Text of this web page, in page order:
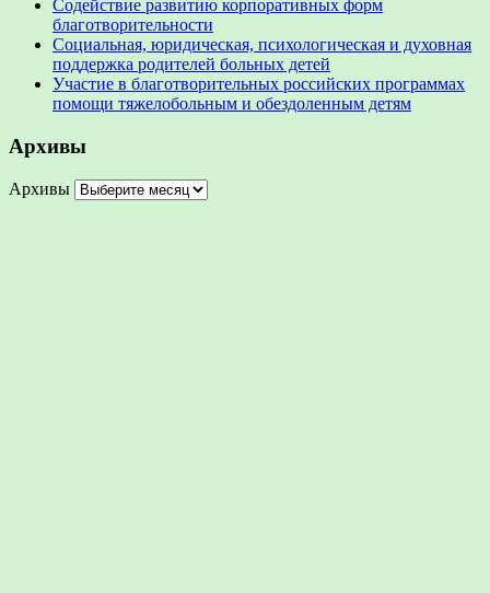
Содействие развитию корпоративных форм
благотворительности
Социальная, юридическая, психологическая и духовная
поддержка родителей больных детей
Участие в благотворительных российских программах
помощи тяжелобольным и обездоленным детям
Архивы
Архивы